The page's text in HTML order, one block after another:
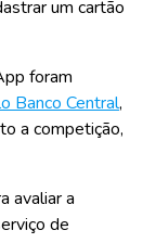
um cartão
foram
Banco Central,
a competição,
avaliar a
de